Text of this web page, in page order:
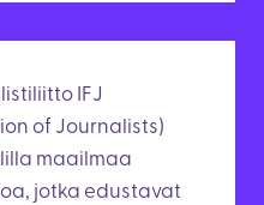
IFJ
of Journalists)
maailmaa
jotka edustavat